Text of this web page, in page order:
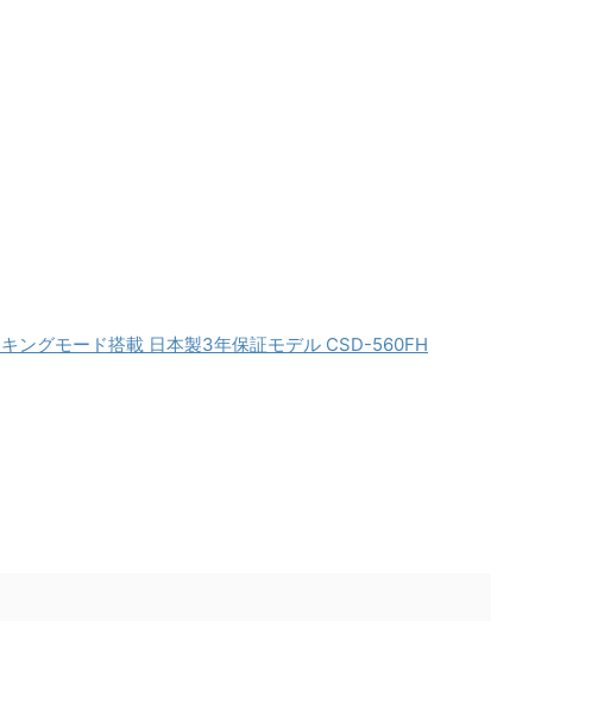
ングモード搭載 日本製3年保証モデル CSD-560FH